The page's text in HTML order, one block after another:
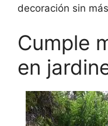
decoración sin
Cumple
en